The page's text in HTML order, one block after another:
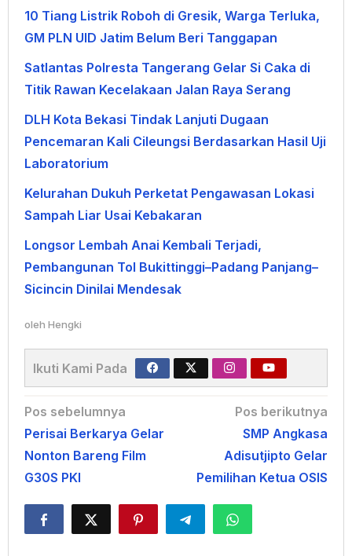
10 Tiang Listrik Roboh di Gresik, Warga Terluka,
GM PLN UID Jatim Belum Beri Tanggapan
Satlantas Polresta Tangerang Gelar Si Caka di
Titik Rawan Kecelakaan Jalan Raya Serang
DLH Kota Bekasi Tindak Lanjuti Dugaan
Pencemaran Kali Cileungsi Berdasarkan Hasil Uji
Laboratorium
Kelurahan Dukuh Perketat Pengawasan Lokasi
Sampah Liar Usai Kebakaran
Longsor Lembah Anai Kembali Terjadi,
Pembangunan Tol Bukittinggi–Padang Panjang–
Sicincin Dinilai Mendesak
oleh Hengki
Ikuti Kami Pada
Navigasi
pos
Pos sebelumnya
Perisai Berkarya Gelar
Nonton Bareng Film
G30S PKI
Pos berikutnya
SMP Angkasa
Adisutjipto Gelar
Pemilihan Ketua OSIS